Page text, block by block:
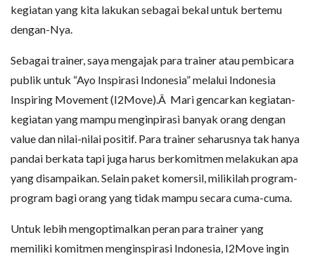
kegiatan yang kita lakukan sebagai bekal untuk bertemu
dengan-Nya.
Sebagai trainer, saya mengajak para trainer atau pembicara
publik untuk “Ayo Inspirasi Indonesia” melalui Indonesia
Inspiring Movement (I2Move).Â Mari gencarkan kegiatan-
kegiatan yang mampu menginpirasi banyak orang dengan
value dan nilai-nilai positif. Para trainer seharusnya tak hanya
pandai berkata tapi juga harus berkomitmen melakukan apa
yang disampaikan. Selain paket komersil, milikilah program-
program bagi orang yang tidak mampu secara cuma-cuma.
Untuk lebih mengoptimalkan peran para trainer yang
memiliki komitmen menginspirasi Indonesia, I2Move ingin